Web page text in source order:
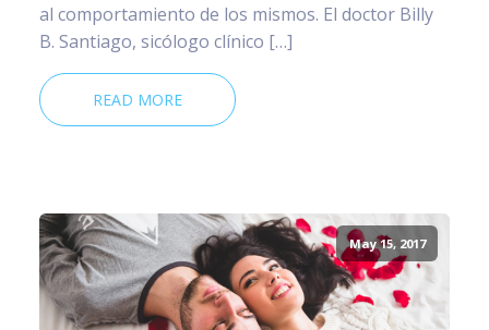
al comportamiento de los mismos. El doctor Billy
B. Santiago, sicólogo clínico […]
READ MORE
May 15, 2017